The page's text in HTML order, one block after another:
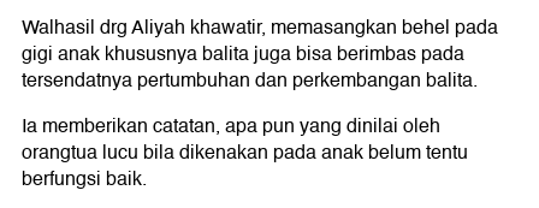
Walhasil drg Aliyah khawatir, memasangkan behel pada
gigi anak khususnya balita juga bisa berimbas pada
tersendatnya pertumbuhan dan perkembangan balita.
Ia memberikan catatan, apa pun yang dinilai oleh
orangtua lucu bila dikenakan pada anak belum tentu
berfungsi baik.